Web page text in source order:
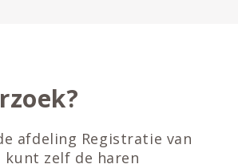
afdeling Registratie van
kunt zelf de haren